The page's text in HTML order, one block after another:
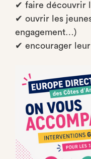
✔ faire découvrir
✔ ouvrir les
engagement…)
✔ encourager